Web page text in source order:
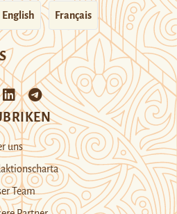
English Français
uns
Team